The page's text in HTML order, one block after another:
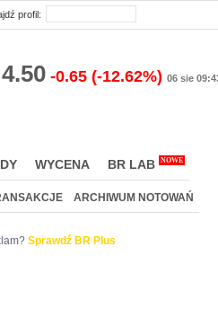
4.50 -0.65 (-12.62%) 06 sie
WYCENA BR LAB NOWE
ARCHIWUM NOTOWAŃ
Sprawdź BR Plus
profil: